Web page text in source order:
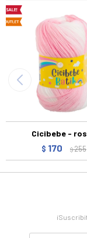
Cicibebe -
$ 170 $255